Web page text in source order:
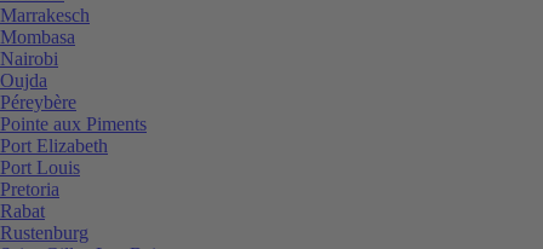
Marrakesch
Mombasa
Nairobi
Oujda
Péreybère
Pointe aux Piments
Port Elizabeth
Port Louis
Pretoria
Rabat
Rustenburg